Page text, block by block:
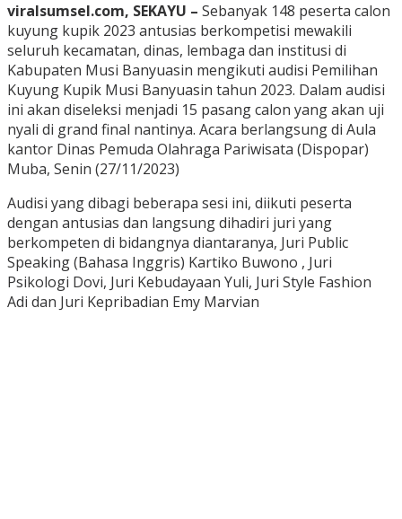
viralsumsel.com, SEKAYU – Sebanyak 148 peserta calon
kuyung kupik 2023 antusias berkompetisi mewakili
seluruh kecamatan, dinas, lembaga dan institusi di
Kabupaten Musi Banyuasin mengikuti audisi Pemilihan
Kuyung Kupik Musi Banyuasin tahun 2023. Dalam audisi
ini akan diseleksi menjadi 15 pasang calon yang akan uji
nyali di grand final nantinya. Acara berlangsung di Aula
kantor Dinas Pemuda Olahraga Pariwisata (Dispopar)
Muba, Senin (27/11/2023)
Audisi yang dibagi beberapa sesi ini, diikuti peserta
dengan antusias dan langsung dihadiri juri yang
berkompeten di bidangnya diantaranya, Juri Public
Speaking (Bahasa Inggris) Kartiko Buwono , Juri
Psikologi Dovi, Juri Kebudayaan Yuli, Juri Style Fashion
Adi dan Juri Kepribadian Emy Marvian